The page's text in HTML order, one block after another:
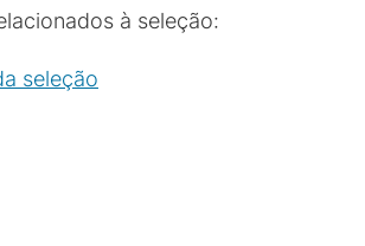
à seleção:
seleção